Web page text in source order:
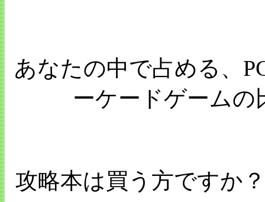
あなたの中で占める、
ーケードゲーム
攻略本は買う方ですか